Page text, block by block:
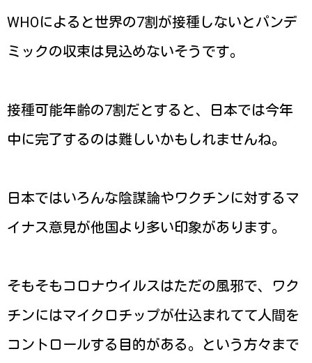
WHOによると世界の7割が接種しないとパンデ
ミックの収束は見込めないそうです。
接種可能年齢の7割だとすると、日本では今年
中に完了するのは難しいかもしれませんね。
日本ではいろんな陰謀論やワクチンに対するマ
イナス意見が他国より多い印象があります。
そもそもコロナウイルスはただの風邪で、ワク
チンにはマイクロチップが仕込まれてて人間を
コントロールする目的がある。という方々まで